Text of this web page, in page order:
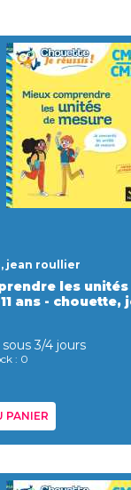
jean roullier
les
ans - chouette,
3/4 jours
: 0
PANIER